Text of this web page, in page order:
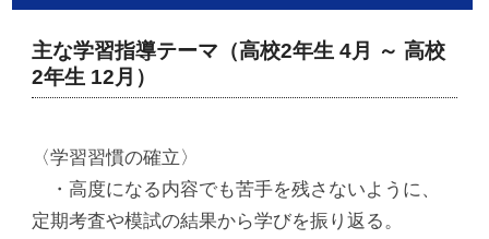
主な学習指導テーマ（高校2年生 4月 ～ 高校
2年生 12月）
〈学習習慣の確立〉
・高度になる内容でも苦手を残さないように、
定期考査や模試の結果から学びを振り返る。